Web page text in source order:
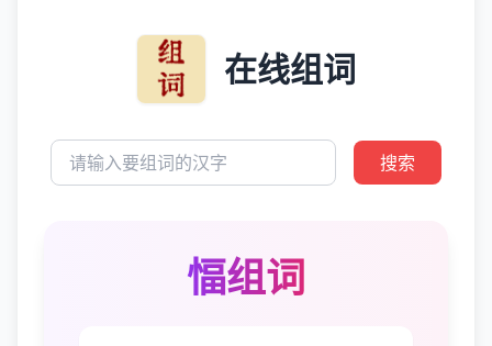
在线组词
搜索
愊组词